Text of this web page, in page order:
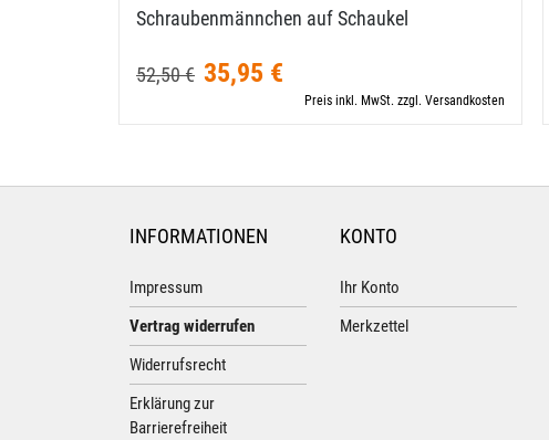
Schraubenmännchen auf Schaukel
52,50 € 35,95 €
Preis inkl. MwSt. zzgl. Versandkosten
INFORMATIONEN
Impressum
Vertrag widerrufen
Widerrufsrecht
Erklärung zur
Barrierefreiheit
KONTO
Ihr Konto
Merkzettel